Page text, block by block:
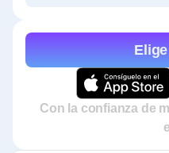
Con la confianza de